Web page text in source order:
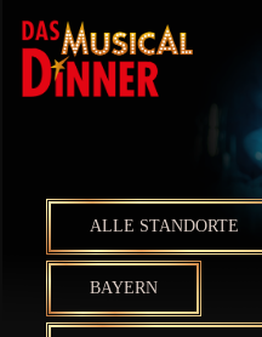
ALLE STANDORTE
BAYERN